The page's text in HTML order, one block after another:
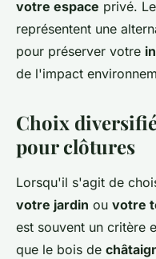
votre espace privé.
représentent une
pour préserver votre
de l'impact
Choix
pour clôtures
Lorsqu'il s'agit de
votre jardin ou votre
est souvent un critère
que le bois de